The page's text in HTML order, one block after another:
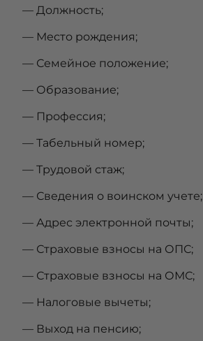
— Должность;
— Место рождения;
— Семейное положение;
— Образование;
— Профессия;
— Табельный номер;
— Трудовой стаж;
— Сведения о воинском учете;
— Адрес электронной почты;
— Страховые взносы на ОПС;
— Страховые взносы на ОМС;
— Налоговые вычеты;
— Выход на пенсию;